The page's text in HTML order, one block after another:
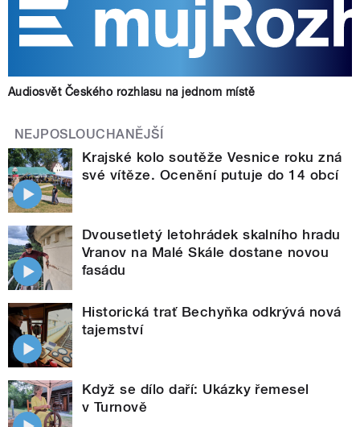
Audiosvět Českého rozhlasu na jednom místě
NEJPOSLOUCHANĚJŠÍ
Krajské kolo soutěže Vesnice roku zná
své vítěze. Ocenění putuje do 14 obcí
Dvousetletý letohrádek skalního hradu
Vranov na Malé Skále dostane novou
fasádu
Historická trať Bechyňka odkrývá nová
tajemství
Když se dílo daří: Ukázky řemesel
v Turnově